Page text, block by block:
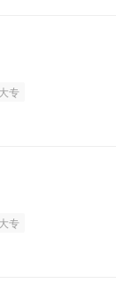
大专
大专